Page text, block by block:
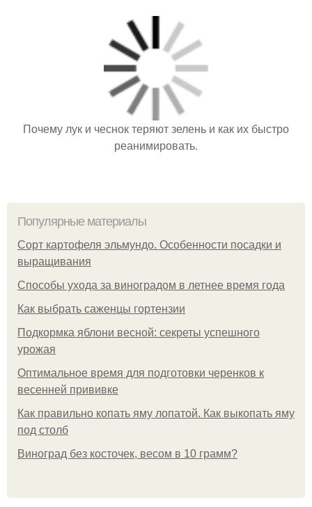
Почему лук и чеснок теряют зелень и как их быстро
реанимировать.
Популярные материалы
Сорт картофеля эльмундо. Особенности посадки и
выращивания
Способы ухода за виноградом в летнее время года
Как выбрать саженцы гортензии
Подкормка яблони весной: секреты успешного
урожая
Оптимальное время для подготовки черенков к
весенней прививке
Как правильно копать яму лопатой. Как выкопать яму
под столб
Виноград без косточек, весом в 10 грамм?